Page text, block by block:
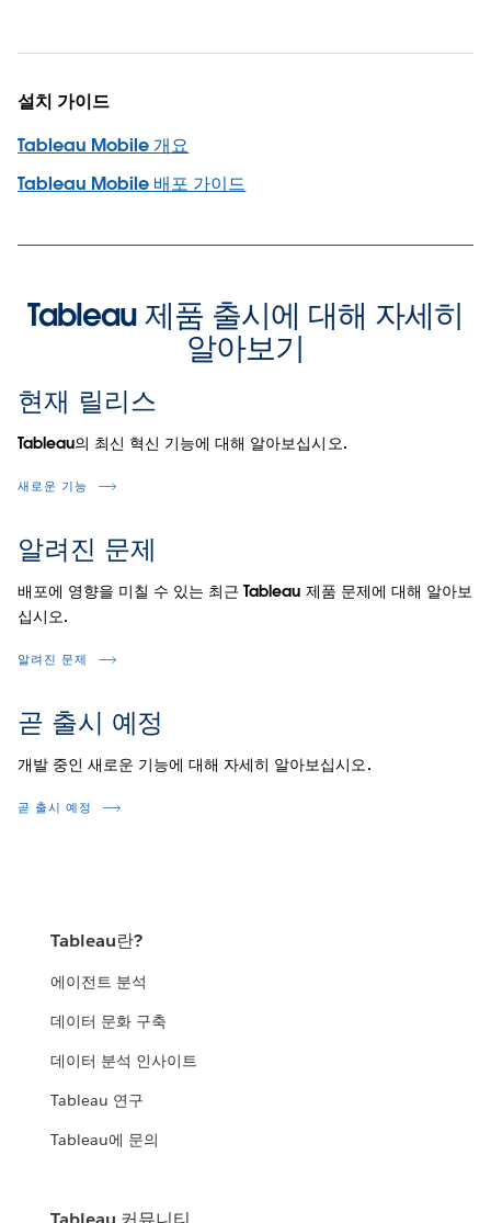
설치 가이드
Tableau Mobile 개요
Tableau Mobile 배포 가이드
Tableau 제품 출시에 대해 자세히
알아보기
현재 릴리스
Tableau의 최신 혁신 기능에 대해 알아보십시오.
새로운 기능
알려진 문제
배포에 영향을 미칠 수 있는 최근 Tableau 제품 문제에 대해 알아보
십시오.
알려진 문제
곧 출시 예정
개발 중인 새로운 기능에 대해 자세히 알아보십시오.
곧 출시 예정
Tableau란?
에이전트 분석
데이터 문화 구축
데이터 분석 인사이트
Tableau 연구
Tableau에 문의